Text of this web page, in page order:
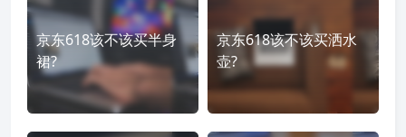
京东618该不该买半身
裙?
京东618该不该买洒水
壶?